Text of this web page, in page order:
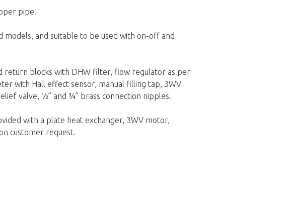
pipe.
and suitable to be used with on-off and
return blocks with DHW filter, flow regulator as per
with Hall effect sensor, manual filling tap, 3WV
valve, ½” and ¾” brass connection nipples.
with a plate heat exchanger, 3WV motor,
customer request.